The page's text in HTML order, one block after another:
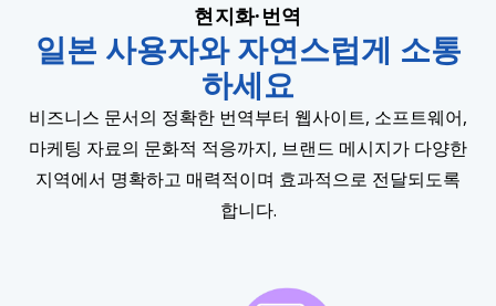
현지화·번역
일본 사용자와 자연스럽게 소통
하세요
비즈니스 문서의 정확한 번역부터 웹사이트, 소프트웨어,
마케팅 자료의 문화적 적응까지, 브랜드 메시지가 다양한
지역에서 명확하고 매력적이며 효과적으로 전달되도록
합니다.